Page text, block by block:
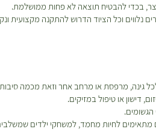
בכדי להבטיח תוצאה לא פחות ממושלמת.
וכל הציוד הדרוש להתקנה מקצועית
גינה, מרפסת או מרחב אחר וזאת מכמה
דישון או טיפול במזיקים.
לחיות מחמד, למשחקי ילדים שמשלבים